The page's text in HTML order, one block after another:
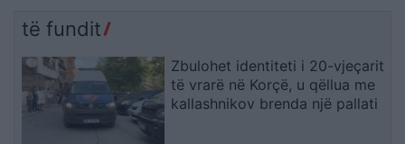
të fundit
Zbulohet identiteti i 20-vjeçarit
të vrarë në Korçë, u qëllua me
kallashnikov brenda një pallati